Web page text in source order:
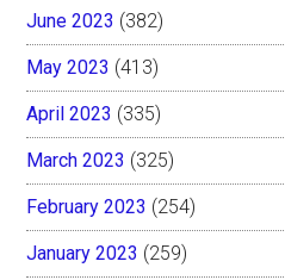
June 2023 (382)
May 2023 (413)
April 2023 (335)
March 2023 (325)
February 2023 (254)
January 2023 (259)